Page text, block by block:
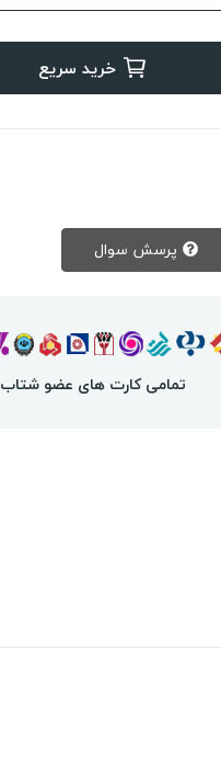
خرید سریع
تمامی کارت های عضو شتاب